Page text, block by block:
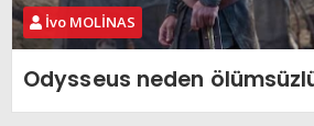
İvo MOLİNAS
Odysseus neden